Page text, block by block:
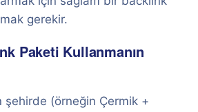
gerekir.
Paketi Kullanmanın
şehirde (örneğin Çermik +